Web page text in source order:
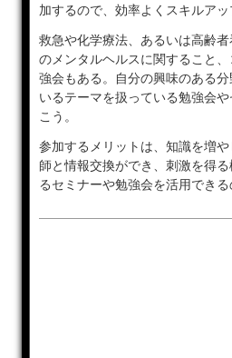
加するので、効率よくスキルアッ
救急や化学療法、あるいは高齢
のメンタルヘルスに関すること
強会もある。自分の興味のある
いるテーマを扱っている勉強会
こう。
参加するメリットは、知識を増
師と情報交換ができ、刺激を得
るセミナーや勉強会を活用できる